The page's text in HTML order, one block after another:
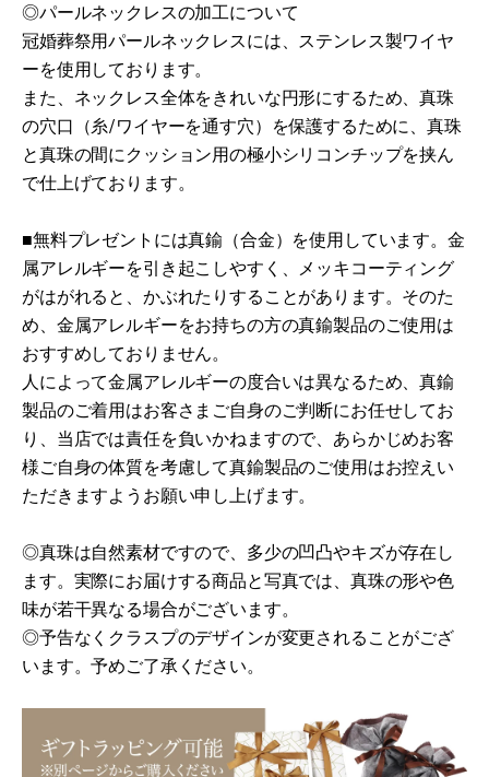
◎パールネックレスの加工について
冠婚葬祭用パールネックレスには、ステンレス製ワイヤ
ーを使用しております。
また、ネックレス全体をきれいな円形にするため、真珠
の穴口（糸/ワイヤーを通す穴）を保護するために、真珠
と真珠の間にクッション用の極小シリコンチップを挟ん
で仕上げております。
■無料プレゼントには真鍮（合金）を使用しています。金
属アレルギーを引き起こしやすく、メッキコーティング
がはがれると、かぶれたりすることがあります。そのた
め、金属アレルギーをお持ちの方の真鍮製品のご使用は
おすすめしておりません。
人によって金属アレルギーの度合いは異なるため、真鍮
製品のご着用はお客さまご自身のご判断にお任せしてお
り、当店では責任を負いかねますので、あらかじめお客
様ご自身の体質を考慮して真鍮製品のご使用はお控えい
ただきますようお願い申し上げます。
◎真珠は自然素材ですので、多少の凹凸やキズが存在し
ます。 実際にお届けする商品と写真では、真珠の形や色
味が若干異なる場合がございます。
◎予告なくクラスプのデザインが変更されることがござ
います。予めご了承ください。